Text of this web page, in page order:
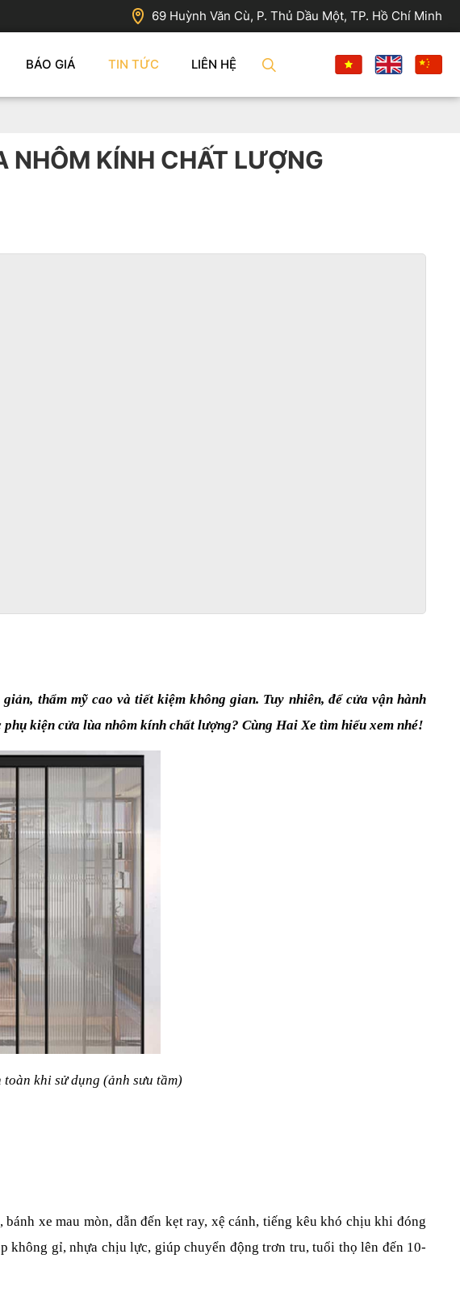
69 Huỳnh Văn Cù, P. Thủ Dầu Một, TP. Hồ Chí Minh
BÁO GIÁ TIN TỨC LIÊN HỆ
NHÔM KÍNH CHẤT LƯỢNG
thẩm mỹ cao và tiết kiệm không gian. Tuy nhiên, để cửa vận hành
kiện cửa lùa nhôm kính chất lượng? Cùng Hai Xe tìm hiểu xem nhé!
khi sử dụng (ảnh sưu tầm)
xe mau mòn, dẫn đến kẹt ray, xệ cánh, tiếng kêu khó chịu khi đóng
không gỉ, nhựa chịu lực, giúp chuyển động trơn tru, tuổi thọ lên đến 10-